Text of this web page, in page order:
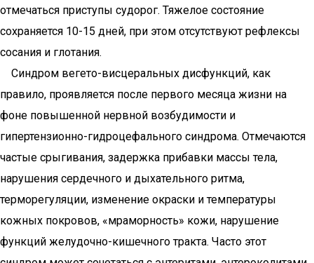
отмечаться приступы судорог. Тяжелое состояние
сохраняется 10-15 дней, при этом отсутствуют рефлексы
сосания и глотания.
Синдром вегето-висцеральных дисфункций, как
правило, проявляется после первого месяца жизни на
фоне повышенной нервной возбудимости и
гипертензионно-гидроцефального синдрома. Отмечаются
частые срыгивания, задержка прибавки массы тела,
нарушения сердечного и дыхательного ритма,
терморегуляции, изменение окраски и температуры
кожных покровов, «мраморность» кожи, нарушение
функций желудочно-кишечного тракта. Часто этот